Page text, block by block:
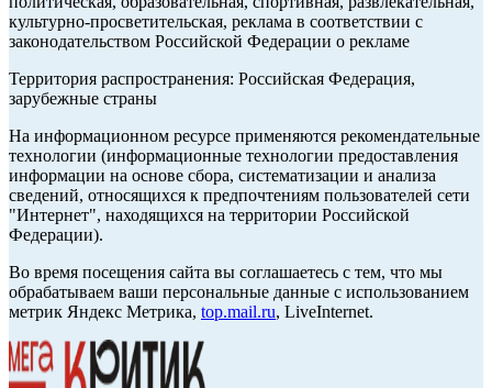
культурно-просветительская, реклама в соответствии с
законодательством Российской Федерации о рекламе
Территория распространения: Российская Федерация,
зарубежные страны
На информационном ресурсе применяются рекомендательные
технологии (информационные технологии предоставления
информации на основе сбора, систематизации и анализа
сведений, относящихся к предпочтениям пользователей сети
"Интернет", находящихся на территории Российской
Федерации).
Во время посещения сайта вы соглашаетесь с тем, что мы
обрабатываем ваши персональные данные с использованием
метрик Яндекс Метрика, top.mail.ru, LiveInternet.